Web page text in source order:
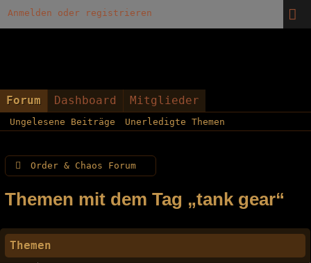
Anmelden oder registrieren
Forum Dashboard Mitglieder
Ungelesene Beiträge Unerledigte Themen
Order & Chaos Forum
Themen mit dem Tag „tank gear“
Themen